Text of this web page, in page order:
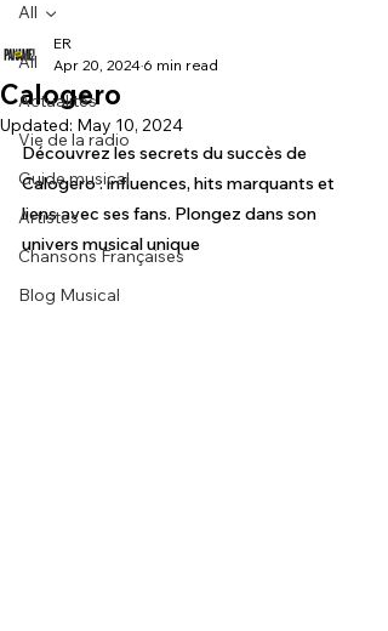
All
Actualités
Vie de la radio
Guide musical
Artistes
Chansons Françaises
Blog Musical
All
Calogero
ER
Apr 20, 2024 6 min read
Updated: May 10, 2024
Découvrez les secrets du succès de
Calogero : influences, hits marquants et
liens avec ses fans. Plongez dans son
univers musical unique